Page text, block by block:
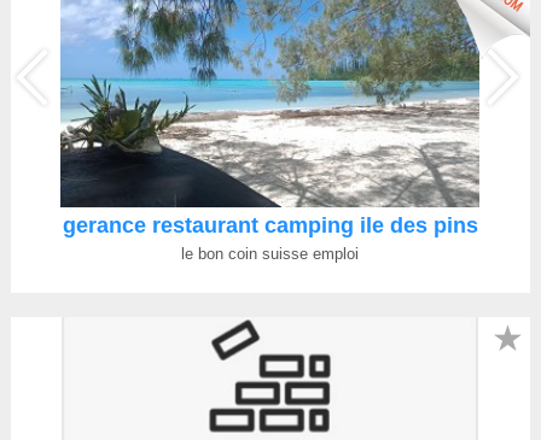
gerance restaurant camping ile des pins
le bon coin suisse emploi
★